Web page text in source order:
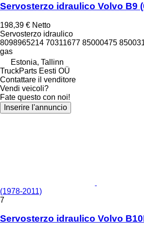
Servosterzo idraulico Volvo B9
198,39 € Netto
Servosterzo idraulico
8098965214 70311677 85000475
gas
Estonia, Tallinn
TruckParts Eesti OÜ
Contattare il venditore
Vendi veicoli?
Fate questo con noi!
Inserire l'annuncio
(1978-2011)
7
Servosterzo idraulico Volvo